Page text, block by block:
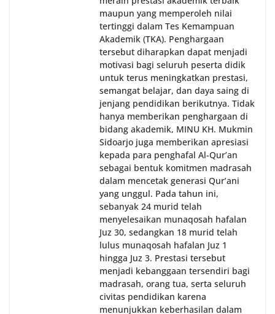
maupun yang memperoleh nilai
tertinggi dalam Tes Kemampuan
Akademik (TKA). Penghargaan
tersebut diharapkan dapat menjadi
motivasi bagi seluruh peserta didik
untuk terus meningkatkan prestasi,
semangat belajar, dan daya saing di
jenjang pendidikan berikutnya. Tidak
hanya memberikan penghargaan di
bidang akademik, MINU KH. Mukmin
Sidoarjo juga memberikan apresiasi
kepada para penghafal Al-Qur’an
sebagai bentuk komitmen madrasah
dalam mencetak generasi Qur’ani
yang unggul. Pada tahun ini,
sebanyak 24 murid telah
menyelesaikan munaqosah hafalan
Juz 30, sedangkan 18 murid telah
lulus munaqosah hafalan Juz 1
hingga Juz 3. Prestasi tersebut
menjadi kebanggaan tersendiri bagi
madrasah, orang tua, serta seluruh
civitas pendidikan karena
menunjukkan keberhasilan dalam